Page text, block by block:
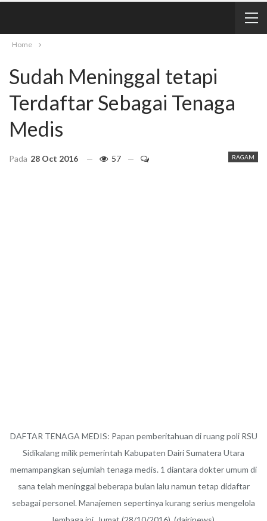
Home
Sudah Meninggal tetapi
Terdaftar Sebagai Tenaga
Medis
RAGAM
Pada 28 Oct 2016 57
DAFTAR TENAGA MEDIS: Papan pemberitahuan di ruang poli RSU
Sidikalang milik pemerintah Kabupaten Dairi Sumatera Utara
memampangkan sejumlah tenaga medis. 1 diantara dokter umum di
sana telah meninggal beberapa bulan lalu namun tetap didaftar
sebagai personel. Manajemen sepertinya kurang serius mengelola